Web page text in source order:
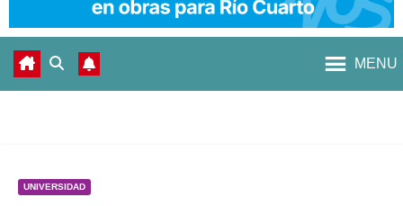
MENU
UNIVERSIDAD